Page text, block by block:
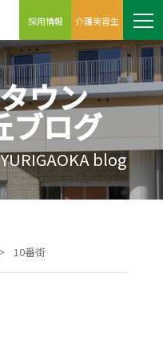
採用情報 介護実習生
ウン
ブログ
blog
10番街